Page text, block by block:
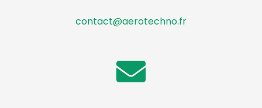
contact@aerotechno.fr